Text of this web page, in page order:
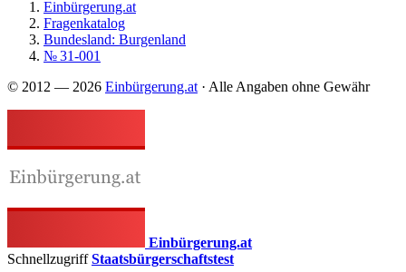
Einbürgerung.at
Fragenkatalog
Bundesland: Burgenland
№ 31-001
© 2012 — 2026 Einbürgerung.at· Alle Angaben ohne Gewähr
Einbürgerung.at
SchnellzugriffStaatsbürgerschaftstest